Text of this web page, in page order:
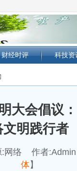
财经时评 科技资
大会倡议
文明践行者
网络 作者:Admin
体】